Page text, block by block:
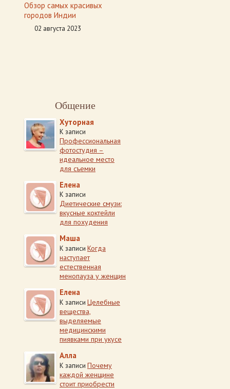
Обзор самых красивых
городов Индии
02 августа 2023
Общение
Хуторная
К записи
Профессиональная
фотостудия –
идеальное место
для съемки
Елена
К записи
Диетические смузи:
вкусные коктейли
для похудения
Маша
К записи Когда
наступает
естественная
менопауза у женщин
Елена
К записи Целебные
вещества,
выделяемые
медицинскими
пиявками при укусе
Алла
К записи Почему
каждой женщине
стоит приобрести